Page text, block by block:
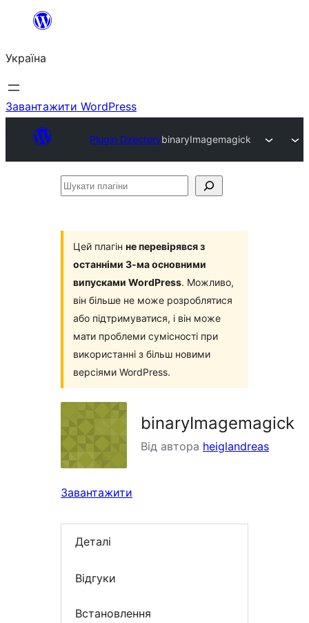
Перейти
вмісту
Україна
Завантажити WordPress
Plugin DirectorybinaryImagemagick
Шукати
Цей плагін не перевірявся з
останніми 3-ма основними
випусками WordPress. Можливо,
він більше не може розроблятися
або підтримуватися, і він може
мати проблеми сумісності при
використанні з більш новими
версіями WordPress.
binaryImagemagick
Від автора heiglandreas
Завантажити
Деталі
Відгуки
Встановлення